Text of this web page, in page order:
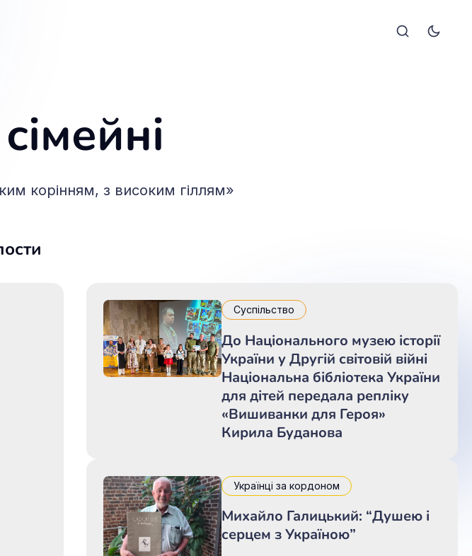
корінням, з високим гіллям»
Суспільство
До Національного музею історії
України у Другій світовій війні
Національна бібліотека України
для дітей передала репліку
«Вишиванки для Героя»
Кирила Буданова
Українці за кордоном
Михайло Галицький: “Душею і
серцем з Україною”